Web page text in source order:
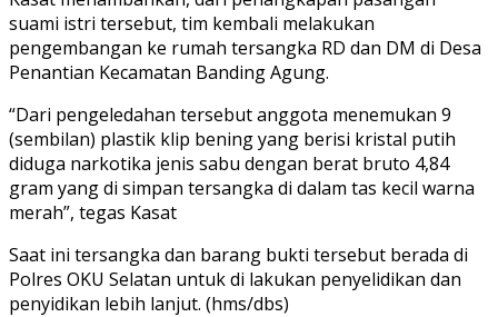
suami istri tersebut, tim kembali melakukan
pengembangan ke rumah tersangka RD dan DM di Desa
Penantian Kecamatan Banding Agung.
“Dari pengeledahan tersebut anggota menemukan 9
(sembilan) plastik klip bening yang berisi kristal putih
diduga narkotika jenis sabu dengan berat bruto 4,84
gram yang di simpan tersangka di dalam tas kecil warna
merah”, tegas Kasat
Saat ini tersangka dan barang bukti tersebut berada di
Polres OKU Selatan untuk di lakukan penyelidikan dan
penyidikan lebih lanjut. (hms/dbs)